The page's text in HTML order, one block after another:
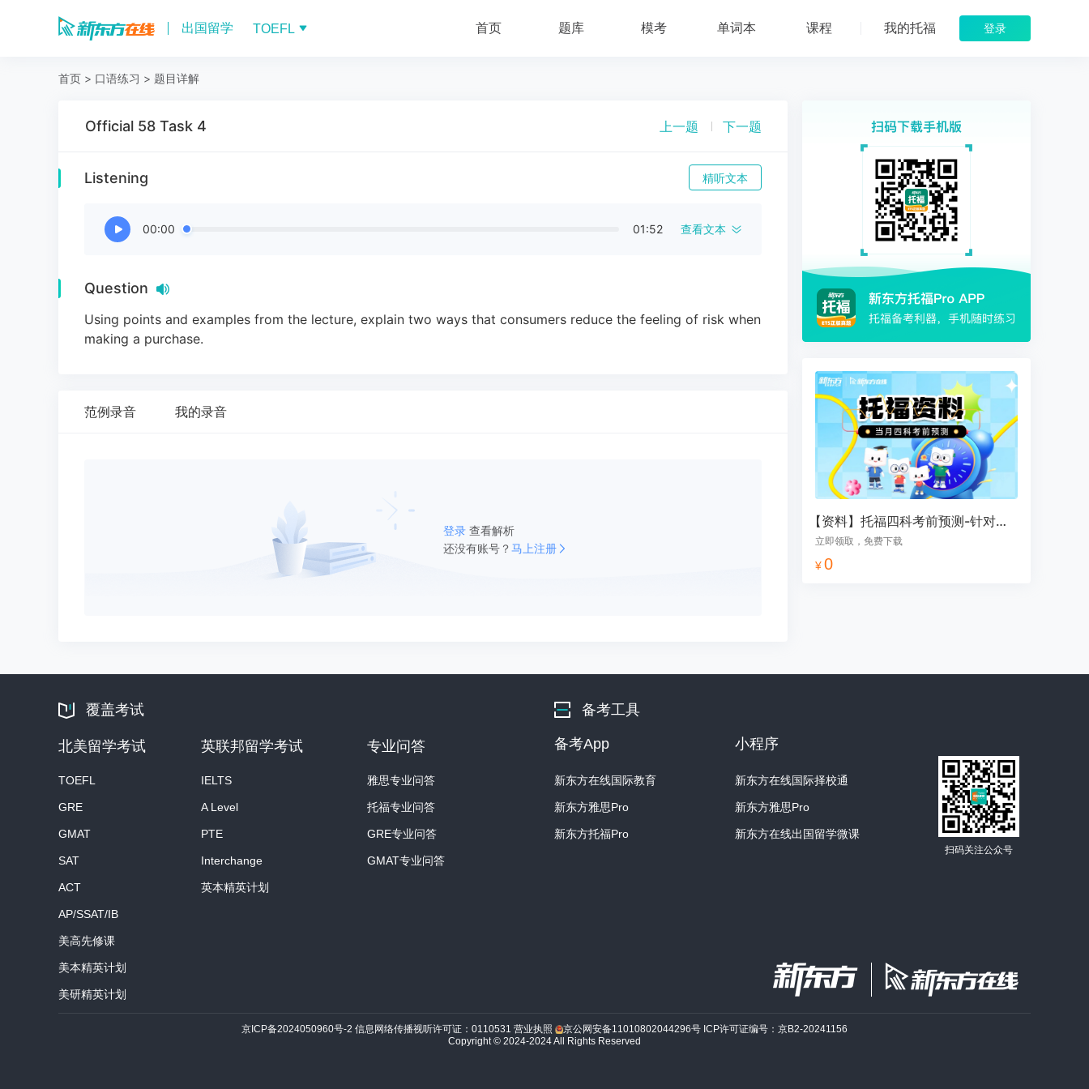
出国留学 TOEFL 首页 题库 模考 单词本 课程 我的托福 登录
首页 > 口语练习 > 题目详解
Official 58 Task 4 上一题 下一题
精听文本
Listening
00:00 01:52 查看文本
Question
Using points and examples from the lecture, explain two ways that consumers reduce the feeling of risk when
making a purchase.
范例录音 我的录音
登录 查看解析
还没有账号？马上注册
【资料】托福四科考前预测-针对当月
立即领取，免费下载
¥0
覆盖考试
北美留学考试 英联邦留学考试 专业问答
TOEFL IELTS 雅思专业问答
GRE A Level 托福专业问答
GMAT PTE GRE专业问答
SAT Interchange GMAT专业问答
ACT 英本精英计划
AP/SSAT/IB
美高先修课
美本精英计划
美研精英计划
备考工具
备考App
新东方在线国际教育
新东方雅思Pro
新东方托福Pro
小程序
新东方在线国际择校通
新东方雅思Pro
新东方在线出国留学微课
扫码关注公众号
京ICP备2024050960号-2 信息网络传播视听许可证：0110531 营业执照 京公网安备11010802044296号 ICP许可证编号：京B2-20241156
Copyright © 2024-2024 All Rights Reserved